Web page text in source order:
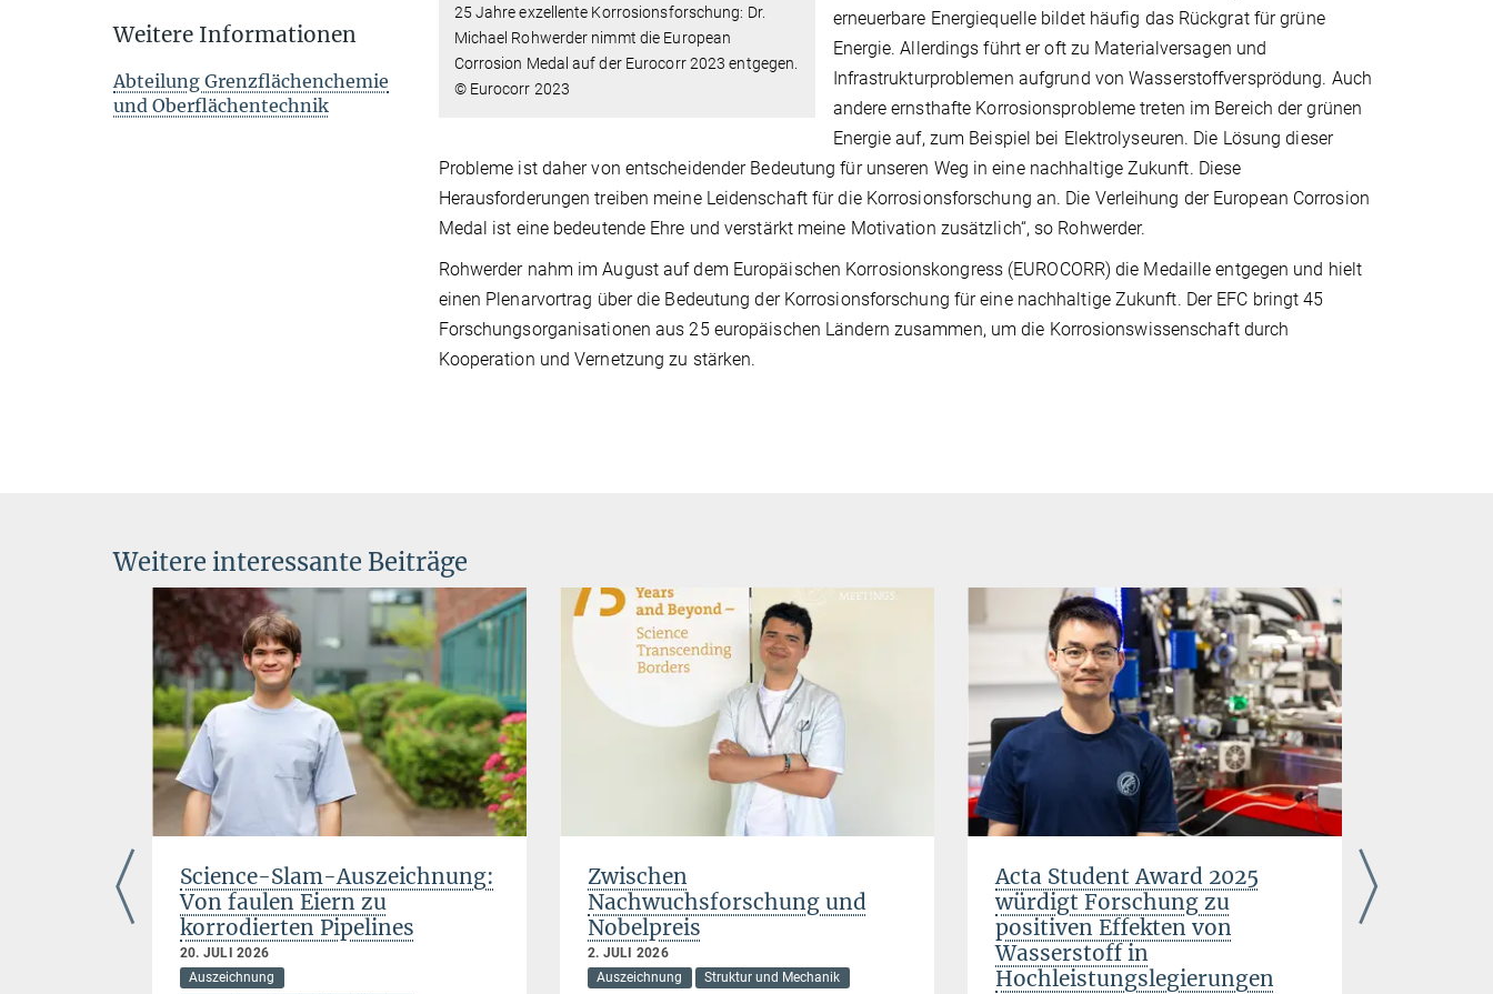
25 Jahre exzellente Korrosionsforschung: Dr.
Michael Rohwerder nimmt die European
Corrosion Medal auf der Eurocorr 2023 entgegen.
© Eurocorr 2023
erneuerbare Energiequelle bildet häufig das Rückgrat für grüne
Energie. Allerdings führt er oft zu Materialversagen und
Infrastrukturproblemen aufgrund von Wasserstoffversprödung. Auch
andere ernsthafte Korrosionsprobleme treten im Bereich der grünen
Energie auf, zum Beispiel bei Elektrolyseuren. Die Lösung dieser
Probleme ist daher von entscheidender Bedeutung für unseren Weg in eine nachhaltige Zukunft. Diese
Herausforderungen treiben meine Leidenschaft für die Korrosionsforschung an. Die Verleihung der European Corrosion
Medal ist eine bedeutende Ehre und verstärkt meine Motivation zusätzlich“, so Rohwerder.
Rohwerder nahm im August auf dem Europäischen Korrosionskongress (EUROCORR) die Medaille entgegen und hielt
einen Plenarvortrag über die Bedeutung der Korrosionsforschung für eine nachhaltige Zukunft. Der EFC bringt 45
Forschungsorganisationen aus 25 europäischen Ländern zusammen, um die Korrosionswissenschaft durch
Kooperation und Vernetzung zu stärken.
Weitere Informationen
Abteilung Grenzflächenchemie
und Oberflächentechnik
Weitere interessante Beiträge
Science-Slam-Auszeichnung:
Von faulen Eiern zu
korrodierten Pipelines
20. JULI 2026
Auszeichnung
Zwischen
Nachwuchsforschung und
Nobelpreis
2. JULI 2026
Auszeichnung
Struktur und Mechanik
Acta Student Award 2025
würdigt Forschung zu
positiven Effekten von
Wasserstoff in
Hochleistungslegierungen